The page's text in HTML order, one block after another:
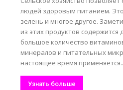
людей здоровым питанием.
зелень и многое другое.
из этих продуктов содержится
большое количество
минералов и питательных
настоящее время
Узнать больше